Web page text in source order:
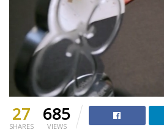
27
SHARES
685
VIEWS